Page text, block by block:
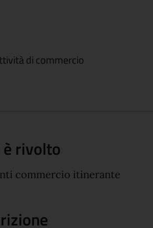
di commercio
è rivolto
commercio itinerante